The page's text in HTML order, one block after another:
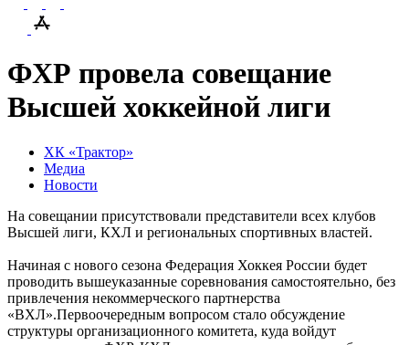
ФХР провела совещание
Высшей хоккейной лиги
ХК «Трактор»
Медиа
Новости
На совещании присутствовали представители всех клубов
Высшей лиги, КХЛ и региональных спортивных властей.
Начиная с нового сезона Федерация Хоккея России будет
проводить вышеуказанные соревнования самостоятельно, без
привлечения некоммерческого партнерства
«ВХЛ».Первоочередным вопросом стало обсуждение
структуры организационного комитета, куда войдут